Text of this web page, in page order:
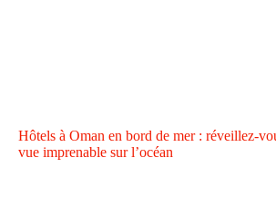
Hôtels à Oman en bord de mer : réveillez-
vue imprenable sur l’océan